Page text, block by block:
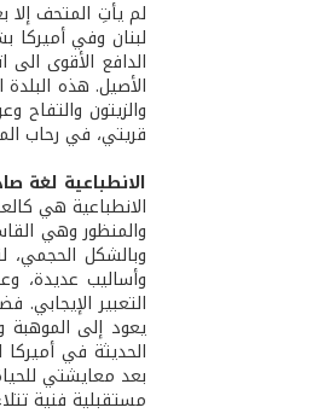
لم يأتِ المتحف
لبنان وفي أميركا
الدافع الأقوى
الأصيل. هذه
والزيتون
قريتي، في رحاب
الانطباعية لغة
الانطباعية هي
والمنظور وهي
وبالشكل الحجمي،
وأساليب عديدة،
التعبير
يعود إلى الموهبة
الحديثة في
بعد معايشتي
مستقبلية فنية